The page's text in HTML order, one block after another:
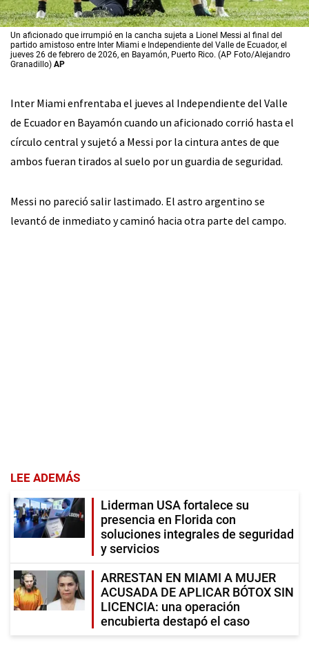
Un aficionado que irrumpió en la cancha sujeta a Lionel Messi al final del
partido amistoso entre Inter Miami e Independiente del Valle de Ecuador, el
jueves 26 de febrero de 2026, en Bayamón, Puerto Rico. (AP Foto/Alejandro
Granadillo) AP
Inter Miami enfrentaba el jueves al Independiente del Valle
de Ecuador en Bayamón cuando un aficionado corrió hasta el
círculo central y sujetó a Messi por la cintura antes de que
ambos fueran tirados al suelo por un guardia de seguridad.
Messi no pareció salir lastimado. El astro argentino se
levantó de inmediato y caminó hacia otra parte del campo.
LEE ADEMÁS
Liderman USA fortalece su
presencia en Florida con
soluciones integrales de seguridad
y servicios
ARRESTAN EN MIAMI A MUJER
ACUSADA DE APLICAR BÓTOX SIN
LICENCIA: una operación
encubierta destapó el caso